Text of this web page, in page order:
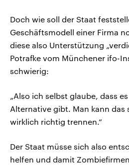
Doch wie soll der Staat
Geschäftsmodell einer Firma
diese also Unterstützung
Potrafke vom Münchener ifo-
schwierig:
„Also ich selbst glaube, dass
Alternative gibt. Man kann das
wirklich richtig trennen.“
Der Staat müsse sich also
helfen und damit